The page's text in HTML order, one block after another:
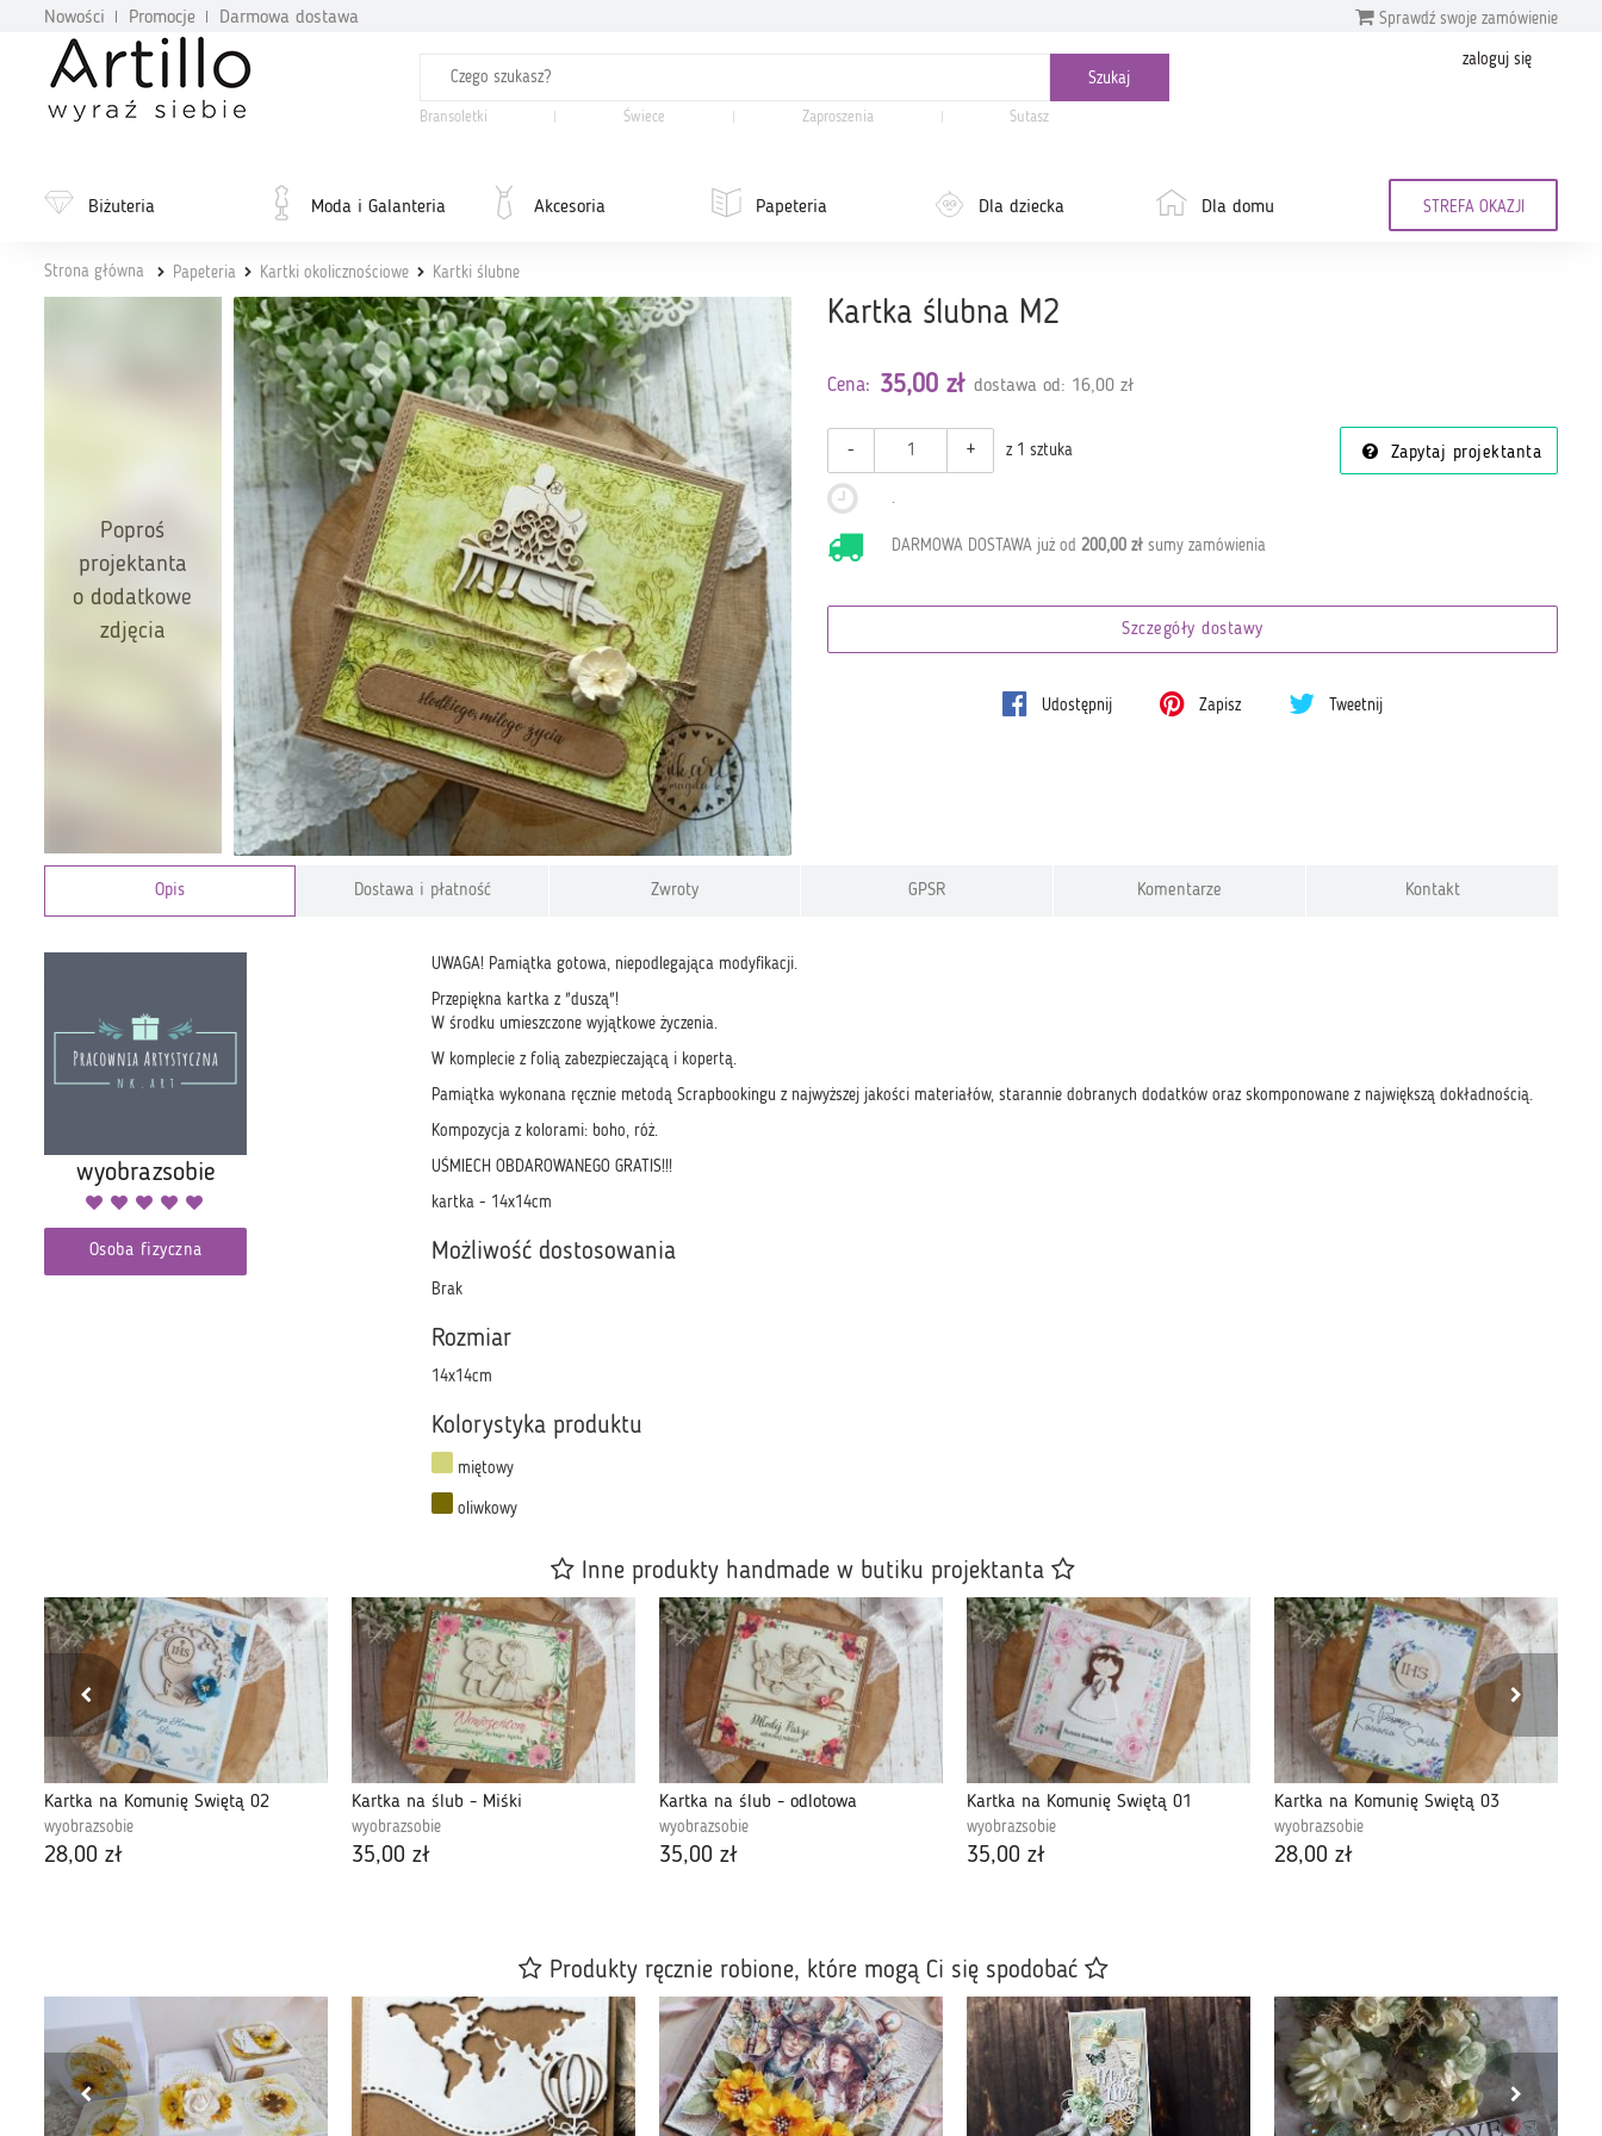
Nowości Promocje Darmowa dostawa Sprawdź swoje zamówienie
Bransoletki Świece Zaproszenia Sutasz
zaloguj się
Biżuteria Moda i Galanteria Akcesoria Papeteria Dla dziecka Dla domu STREFA OKAZJI
Strona główna Papeteria Kartki okolicznościowe Kartki ślubne
Poproś
projektanta
o dodatkowe
zdjęcia
Kartka ślubna M2
Cena: 35,00 zł dostawa od: 16,00 zł
- + z 1 sztuka Zapytaj projektanta
DARMOWA DOSTAWA już od 200,00 złsumy zamówienia
Szczegóły dostawy
Udostępnij Zapisz Tweetnij
Opis Dostawa i płatność Zwroty GPSR Komentarze Kontakt
UWAGA! Pamiątka gotowa, niepodlegająca modyfikacji.
Przepiękna kartka z "duszą"!
W środku umieszczone wyjątkowe życzenia.
W komplecie z folią zabezpieczającą i kopertą.
Pamiątka wykonana ręcznie metodą Scrapbookingu z najwyższej jakości materiałów, starannie dobranych dodatków oraz skomponowane z największą dokładnością.
Kompozycja z kolorami: boho, róż.
UŚMIECH OBDAROWANEGO GRATIS!!!
kartka - 14x14cm
Możliwość dostosowania
Brak
Rozmiar
14x14cm
Kolorystyka produktu
miętowy
oliwkowy
wyobrazsobie
Osoba fizyczna
Inne produkty handmade w butiku projektanta
Kartka na Komunię Świętą 02
wyobrazsobie
28,00 zł
Kartka na ślub - Miśki
wyobrazsobie
35,00 zł
Kartka na ślub - odlotowa
wyobrazsobie
35,00 zł
Kartka na Komunię Świętą 01
wyobrazsobie
35,00 zł
Kartka na Komunię Świętą 03
wyobrazsobie
28,00 zł
Produkty ręcznie robione, które mogą Ci się spodobać